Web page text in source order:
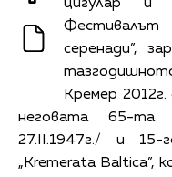
цигулар и
серенади”,
Кремер
неговата 65-
27.II.1947г./ и 15-
„Kremerata Baltica”,